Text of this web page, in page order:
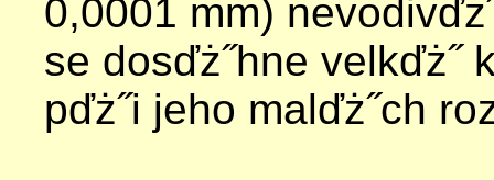
0,0001 mm)
se dosďż˝hne velkďż˝
pďż˝i jeho malďż˝ch